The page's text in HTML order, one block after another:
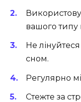
вашого типу
Не
сном.
Регулярно
Стежте за